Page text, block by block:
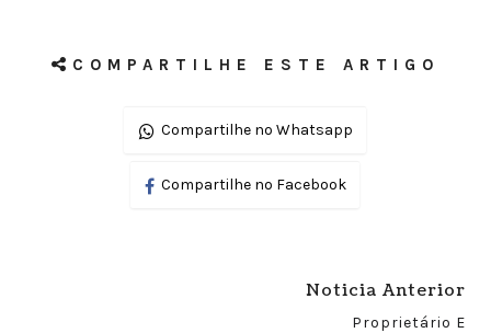
COMPARTILHE ESTE ARTIGO
Compartilhe no Whatsapp
Compartilhe no Facebook
Noticia Anterior
Proprietário E